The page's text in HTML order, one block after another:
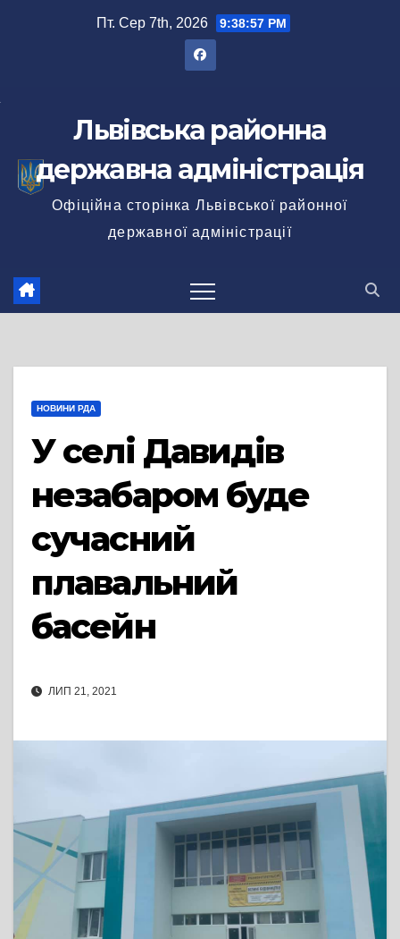
Пт. Сер 7th, 2026 9:38:58 PM
Львівська районна
державна адміністрація
Офіційна сторінка Львівської районної
державної адміністрації
НОВИНИ РДА
У селі Давидів
незабаром буде
сучасний
плавальний
басейн
ЛИП 21, 2021